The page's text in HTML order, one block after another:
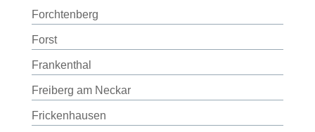
Forchtenberg
Forst
Frankenthal
Freiberg am Neckar
Frickenhausen